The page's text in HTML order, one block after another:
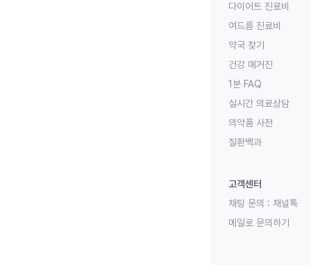
다이어트 진료비
여드름 진료비
약국 찾기
건강 매거진
1분 FAQ
실시간 의료상담
의약품 사전
질환백과
고객센터
채팅 문의 : 채널톡
메일로 문의하기